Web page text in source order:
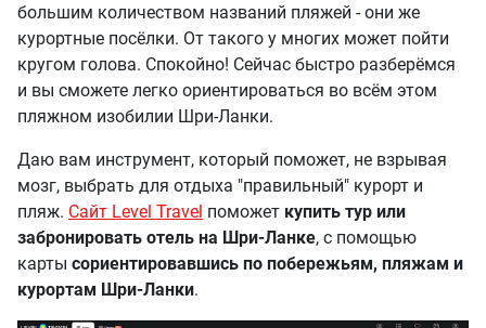
большим количеством названий пляжей - они же
курортные посёлки. От такого у многих может пойти
кругом голова. Спокойно! Сейчас быстро разберёмся
и вы сможете легко ориентироваться во всём этом
пляжном изобилии Шри-Ланки.
Даю вам инструмент, который поможет, не взрывая
мозг, выбрать для отдыха "правильный" курорт и
пляж. Сайт Level Travel поможет купить тур или
забронировать отель на Шри-Ланке, с помощью
карты сориентировавшись по побережьям, пляжам и
курортам Шри-Ланки.